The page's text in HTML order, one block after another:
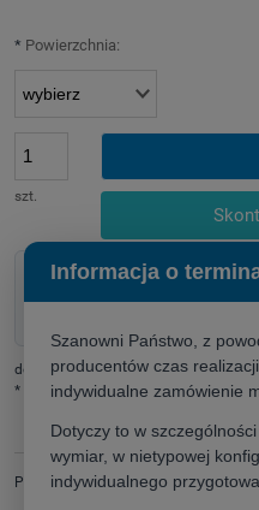
* Powierzchnia:
szt.
dodaj do przechowalni
* - Pole wymagane
Producent:
Informacja o
Szanowni Państwo, z
producentów czas
indywidualne zamówienie
Dotyczy to w
wymiar, w nietypowej
indywidualnego